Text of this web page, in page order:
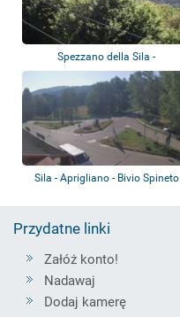
Spezzano della Sila -
Camigliatello Sila...
Sila - Aprigliano - Bivio Spineto
Przydatne linki
Załóż konto!
Nadawaj
Dodaj kamerę